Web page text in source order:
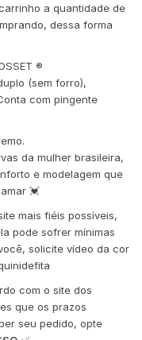
a quantidade de
dessa forma
®️
(sem forro),
com pingente
da mulher brasileira,
e modelagem que
💓
mais fiéis possíveis,
pode sofrer mínimas
solicite vídeo da cor
com o site dos
que os prazos
seu pedido, opte